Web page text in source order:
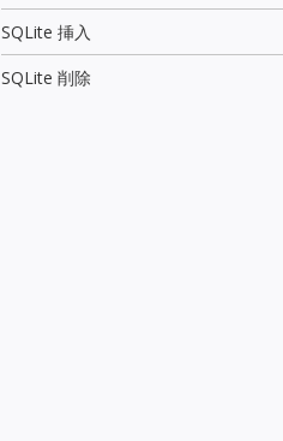
SQLite 挿入
SQLite 削除